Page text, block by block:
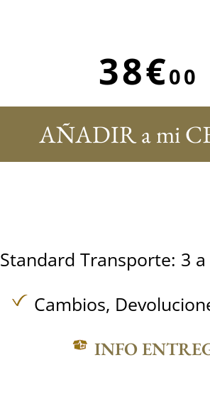
38€00
AÑADIR a mi
Standard Transporte: 3
Cambios,
INFO